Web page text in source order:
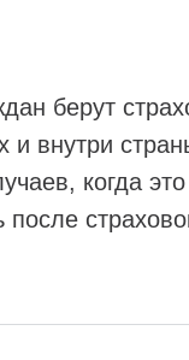
берут
и внутри
когда